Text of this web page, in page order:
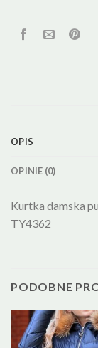
OPIS
OPINIE (0)
Kurtka damska
TY4362
PODOBNE